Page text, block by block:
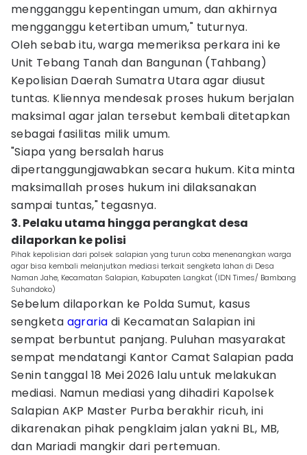
mengganggu kepentingan umum, dan akhirnya
mengganggu ketertiban umum," tuturnya.
Oleh sebab itu, warga memeriksa perkara ini ke
Unit Tebang Tanah dan Bangunan (Tahbang)
Kepolisian Daerah Sumatra Utara agar diusut
tuntas. Kliennya mendesak proses hukum berjalan
maksimal agar jalan tersebut kembali ditetapkan
sebagai fasilitas milik umum.
"Siapa yang bersalah harus
dipertanggungjawabkan secara hukum. Kita minta
maksimallah proses hukum ini dilaksanakan
sampai tuntas," tegasnya.
3. Pelaku utama hingga perangkat desa
dilaporkan ke polisi
Pihak kepolisian dari polsek salapian yang turun coba menenangkan warga
agar bisa kembali melanjutkan mediasi terkait sengketa lahan di Desa
Naman Jahe, Kecamatan Salapian, Kabupaten Langkat (IDN Times/ Bambang
Suhandoko)
Sebelum dilaporkan ke Polda Sumut, kasus
sengketa agraria di Kecamatan Salapian ini
sempat berbuntut panjang. Puluhan masyarakat
sempat mendatangi Kantor Camat Salapian pada
Senin tanggal 18 Mei 2026 lalu untuk melakukan
mediasi. Namun mediasi yang dihadiri Kapolsek
Salapian AKP Master Purba berakhir ricuh, ini
dikarenakan pihak pengklaim jalan yakni BL, MB,
dan Mariadi mangkir dari pertemuan.